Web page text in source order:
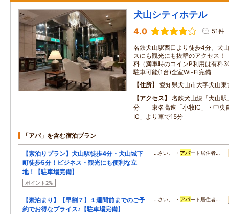
犬山シティホテル
4.0 51件
名鉄犬山駅西口より徒歩4分。犬
スにも観光にも抜群のアクセス
料（満車時のコインP利用は有料
駐車可能(1台)全室Wi-Fi完備
住所
愛知県犬山市大字犬山東
アクセス
名鉄犬山線「犬山
分 東名高速「小牧IC」・中央
IC」より車で15分
「アパ」を含む宿泊プラン
【素泊りプラン】犬山駅徒歩4分・犬山城下
町徒歩5分！ビジネス・観光にも便利な立
地！【駐車場完備】
ポイント2%
…さい。 ・ アパート居住者…
【素泊まり】【早割７】１週間前までのご予
約でお得なプライス♪【駐車場完備】
…さい。 ・ アパート居住者…